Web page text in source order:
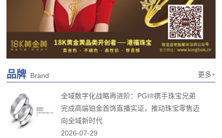
品牌 Brand 更多+
全域数字化战略再进阶：PGI®携手珠宝兄弟
完成高端铂金首饰直播实证，推动珠宝零售迈
向全域新时代
2026-07-29